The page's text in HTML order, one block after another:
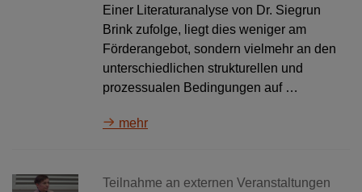
Einer Literaturanalyse von Dr. Siegrun
Brink zufolge, liegt dies weniger am
Förderangebot, sondern vielmehr an den
unterschiedlichen strukturellen und
prozessualen Bedingungen auf …
mehr
Teilnahme an externen Veranstaltungen